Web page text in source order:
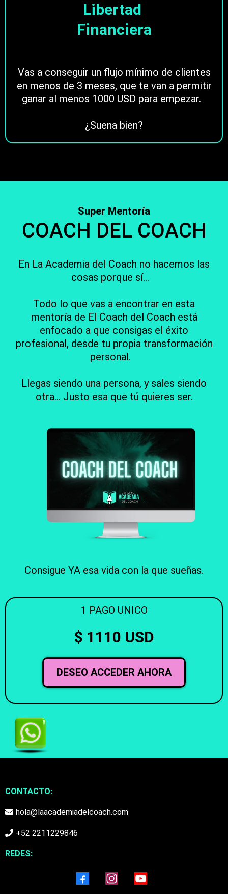
Libertad
Financiera
Vas a conseguir un flujo mínimo de clientes
en menos de 3 meses, que te van a permitir
ganar al menos 1000 USD para empezar.
¿Suena bien?
Super Mentoría
COACH DEL COACH
En La Academia del Coach no hacemos las
cosas porque sí...
Todo lo que vas a encontrar en esta
mentoría de El Coach del Coach está
enfocado a que consigas el éxito
profesional, desde tu propia transformación
personal.
Llegas siendo una persona, y sales siendo
otra... Justo esa que tú quieres ser.
Consigue YA esa vida con la que sueñas.
1 PAGO UNICO
$ 1110 USD
DESEO ACCEDER AHORA
CONTACTO:
hola@laacademiadelcoach.com
+52 2211229846
REDES: